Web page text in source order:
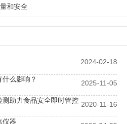
和安全
2024-02-18
么影响？ 2025-11-05
助力食品安全即时管控 2020-11-16
仪器